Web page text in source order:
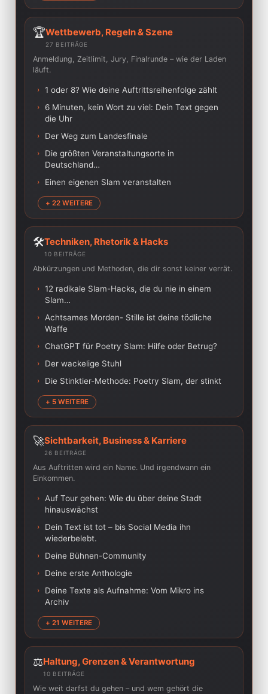
🏆Wettbewerb, Regeln & Szene
27 BEITRÄGE
Anmeldung, Zeitlimit, Jury, Finalrunde – wie der Laden
läuft.
› 1 oder 8? Wie deine Auftrittsreihenfolge zählt
›
6 Minuten, kein Wort zu viel: Dein Text gegen
die Uhr
› Der Weg zum Landesfinale
›
Die größten Veranstaltungsorte in
Deutschland…
› Einen eigenen Slam veranstalten
+ 22 WEITERE
🛠️Techniken, Rhetorik & Hacks
10 BEITRÄGE
Abkürzungen und Methoden, die dir sonst keiner verrät.
› 12 radikale Slam-Hacks, die du nie in einem
Slam…
›
Achtsames Morden- Stille ist deine tödliche
Waffe
› ChatGPT für Poetry Slam: Hilfe oder Betrug?
› Der wackelige Stuhl
› Die Stinktier-Methode: Poetry Slam, der stinkt
+ 5 WEITERE
🚀Sichtbarkeit, Business & Karriere
26 BEITRÄGE
Aus Auftritten wird ein Name. Und irgendwann ein
Einkommen.
›
Auf Tour gehen: Wie du über deine Stadt
hinauswächst
›
Dein Text ist tot – bis Social Media ihn
wiederbelebt.
› Deine Bühnen-Community
› Deine erste Anthologie
›
Deine Texte als Aufnahme: Vom Mikro ins
Archiv
+ 21 WEITERE
⚖️Haltung, Grenzen & Verantwortung
10 BEITRÄGE
Wie weit darfst du gehen – und wem gehört die